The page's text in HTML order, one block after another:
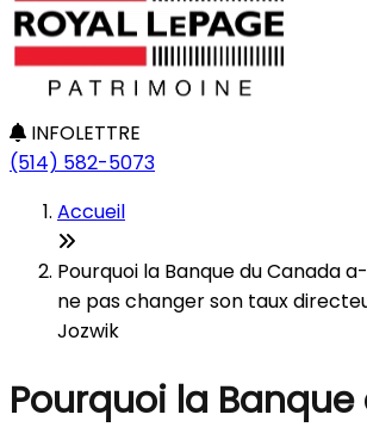
INFOLETTRE
(514) 582-5073
Accueil
Pourquoi la Banque du Canada
ne pas changer son taux
Jozwik
Pourquoi la Banque